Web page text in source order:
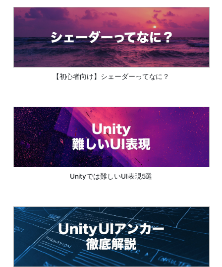
【初心者向け】シェーダーってなに？
Unityでは難しいUI表現5選